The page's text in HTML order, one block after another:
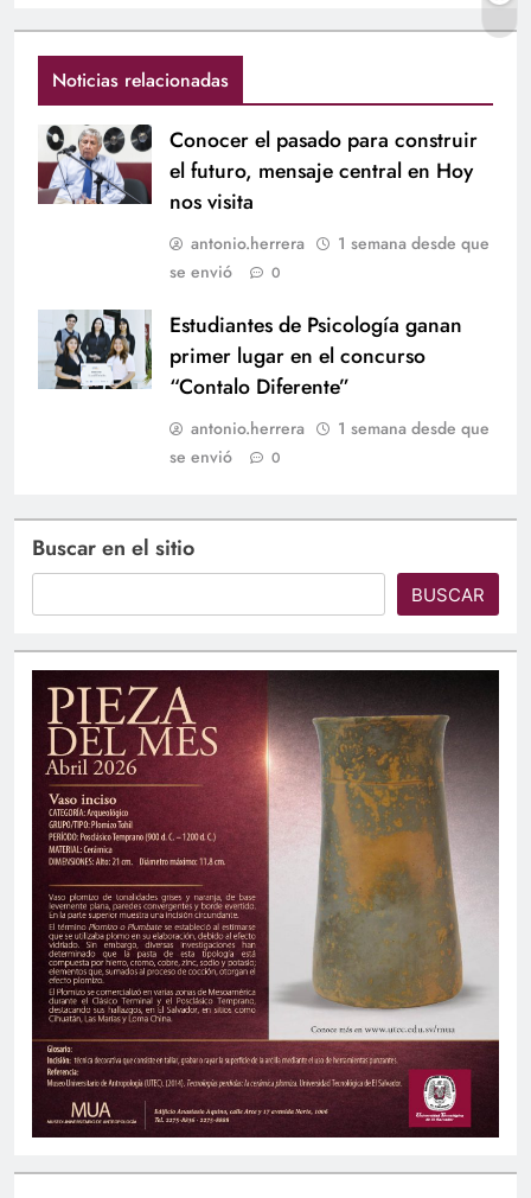
Noticias relacionadas
Conocer el pasado para construir
el futuro, mensaje central en Hoy
nos visita
antonio.herrera
1 semana desde que
se envió
0
Estudiantes de Psicología ganan
primer lugar en el concurso
“Contalo Diferente”
antonio.herrera
1 semana desde que
se envió
0
Buscar en el sitio
BUSCAR